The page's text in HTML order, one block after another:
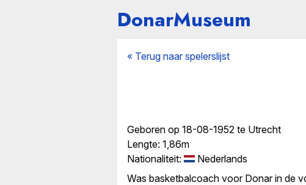
DonarMuseum
« Terug naar spelerslijst
Geboren op 18-08-1952 te Utrecht
Lengte: 1,86m
Nationaliteit:
Nederlands
Was basketbalcoach voor Donar in de